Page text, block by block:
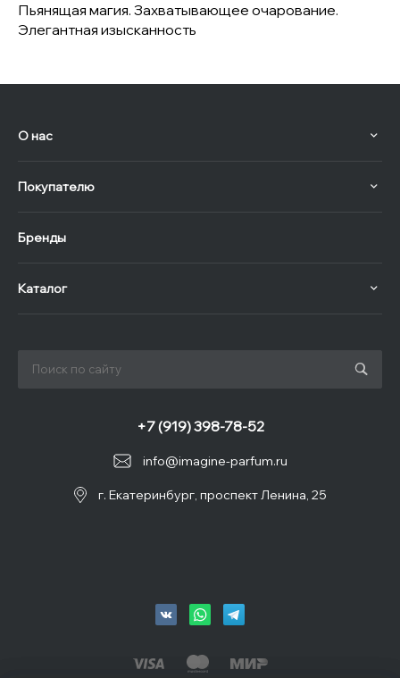
Пьянящая магия. Захватывающее очарование.
Элегантная изысканность
О нас
Покупателю
Бренды
Каталог
info@imagine-parfum.ru
+7 (919) 398-78-52
г. Екатеринбург, проспект Ленина, 25